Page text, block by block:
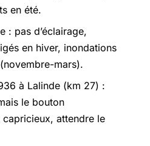
en été.
: pas d’éclairage,
en hiver, inondations
mars).
à Lalinde (km 27) :
le bouton
attendre le